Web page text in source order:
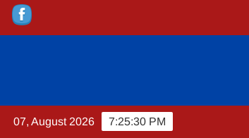
7:25:31 PM
07, August 2026